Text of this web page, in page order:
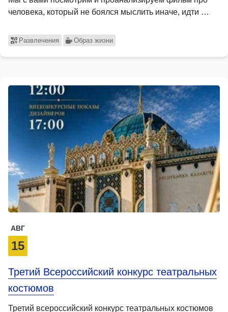
человека, который не боялся мыслить иначе, идти …
Развлечения Образ жизни
АВГ
15
Третий Всероссийский конкурс театральных
костюмов
Третий всероссийский конкурс театральных костюмов